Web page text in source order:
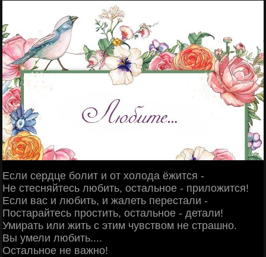
Если сердце болит и от холода ёжится -
Не стесняйтесь любить, остальное - приложится!
Если вас и любить, и жалеть перестали -
Постарайтесь простить, остальное - детали!
Умирать или жить с этим чувством не страшно.
Вы умели любить....
Остальное не важно!